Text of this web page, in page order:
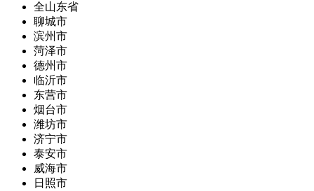
全山东省
聊城市
滨州市
菏泽市
德州市
临沂市
东营市
烟台市
潍坊市
济宁市
泰安市
威海市
日照市